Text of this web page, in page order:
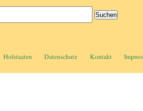
Hofstaaten Datenschutz Kontakt